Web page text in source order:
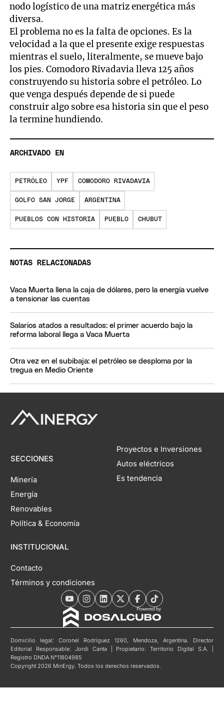
nodo logístico de una matriz energética más
diversa.
El problema no es la falta de opciones. Es la
velocidad a la que el presente exige respuestas
mientras el suelo, literalmente, se mueve bajo
los pies. Comodoro Rivadavia lleva 125 años
construyendo su historia sobre el petróleo. Lo
que venga después depende de si puede
construir algo sobre esa historia sin que el peso
la termine hundiendo.
ARCHIVADO EN
PETRÓLEO YPF COMODORO RIVADAVIA
GOLFO SAN JORGE ARGENTINA
PUEBLOS CON HISTORIA PUEBLO CHUBUT
NOTAS RELACIONADAS
Vaca Muerta llena la caja de dólares, pero la energía vuelve
a tensionar las cuentas
Salarios atados a resultados: el primer acuerdo bajo la
reforma laboral llega a Vaca Muerta
Otra vez en el subibaja: el petróleo se desploma por la
tregua en Medio Oriente
SECCIONES
Minería
Energía
Renovables
Política & Economía
INSTITUCIONAL
Contacto
Términos y condiciones
Proyectos e Inversiones
Autos eléctricos
Es tendencia
Domicilio legal: Coronel Rodríguez 1260, Mendoza, Argentina. Director
Editorial Responsable: Jordi Canta | Propietario: Territorio Digital S.A. |
Registro DNDA N°11804985
Copyright 2026 MinErgy. Todos los derechos reservados.